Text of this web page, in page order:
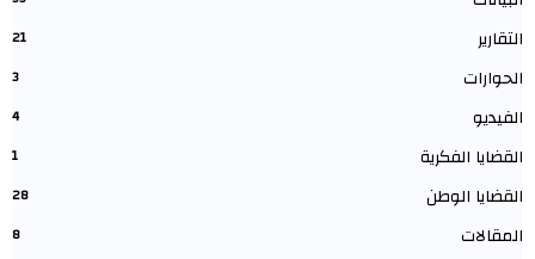
التقارير 21
الحوارات 3
الفيديو 4
القضايا الفكرية 1
القضايا الوطن 28
المقالات 8